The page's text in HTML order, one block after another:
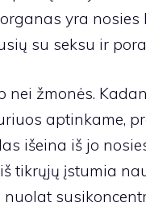
yra
su seksu ir
nei žmonės.
aptinkame,
išeina iš jo
tikrųjų įstumia